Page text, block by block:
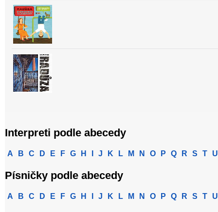
Interpreti podle abecedy
A B C D E F G H J K L M N O P Q R S T U
Písničky podle abecedy
A B C D E F G H J K L M N O P Q R S T U